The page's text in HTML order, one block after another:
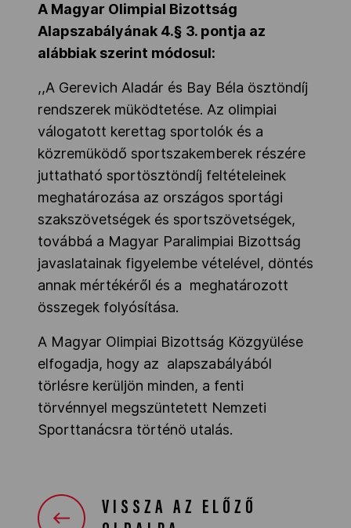
A Magyar Olimpial Bizottság
Alapszabályának 4.§ 3. pontja az
alábbiak szerint módosul:
,,A Gerevich Aladár és Bay Béla ösztöndíj
rendszerek müködtetése. Az olimpiai
válogatott kerettag sportolók és a
közremüködő sportszakemberek részére
juttatható sportösztöndíj feltételeinek
meghatározása az országos sportági
szakszövetségek és sportszövetségek,
továbbá a Magyar Paralimpiai Bizottság
javaslatainak figyelembe vételével, döntés
annak mértékéről és a meghatározott
összegek folyósítása.
A Magyar Olimpiai Bizottság Közgyülése
elfogadja, hogy az alapszabályából
törlésre kerüljön minden, a fenti
törvénnyel megszüntetett Nemzeti
Sporttanácsra történö utalás.
VISSZA AZ ELŐZŐ